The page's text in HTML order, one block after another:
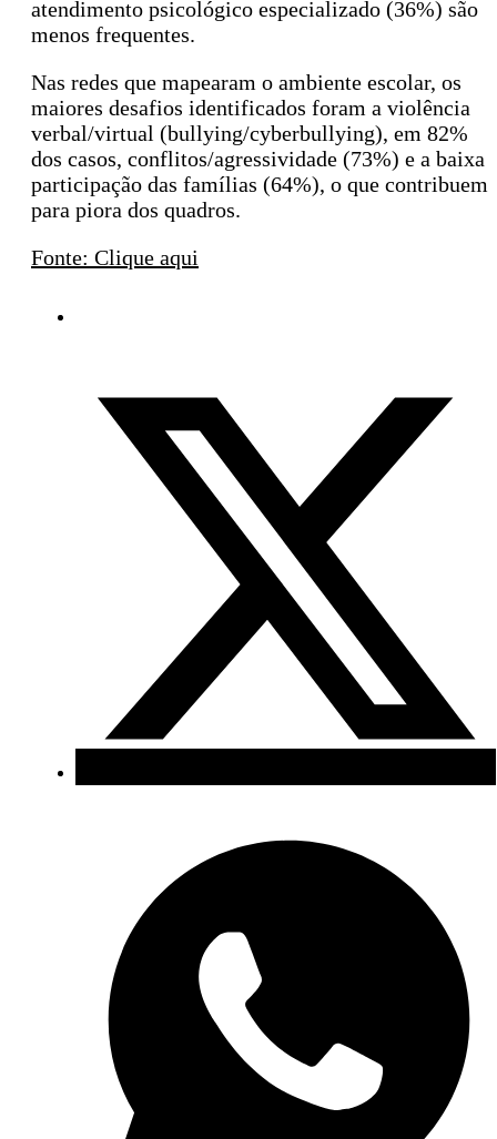
atendimento psicológico especializado (36%) são
menos frequentes.
Nas redes que mapearam o ambiente escolar, os
maiores desafios identificados foram a violência
verbal/virtual (bullying/cyberbullying), em 82%
dos casos, conflitos/agressividade (73%) e a baixa
participação das famílias (64%), o que contribuem
para piora dos quadros.
Fonte: Clique aqui